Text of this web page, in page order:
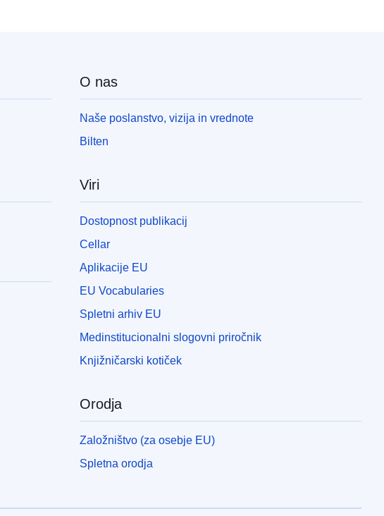
O nas
Naše poslanstvo, vizija in vrednote
Bilten
Viri
Dostopnost publikacij
Cellar
Aplikacije EU
EU Vocabularies
Spletni arhiv EU
Medinstitucionalni slogovni priročnik
Knjižničarski kotiček
Orodja
Založništvo (za osebje EU)
Spletna orodja